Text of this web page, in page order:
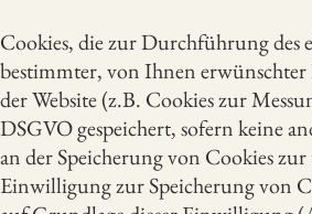
Cookies, die zur Durchführung des
bestimmter, von Ihnen
der Website (z.B. Cookies zur
DSGVO gespeichert, sofern keine
an der Speicherung von Cookies
Einwilligung zur Speicherung von